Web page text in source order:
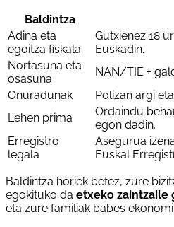
Baldintza
Adina eta
egoitza fiskala
Gutxienez 18
Euskadin.
Nortasuna eta
osasuna
NAN/TIE +
Onuradunak
Polizan argi
Lehen prima
Ordaindu
egon dadin.
Erregistro
legala
Asegurua
Euskal
Baldintza horiek betez, zure
egokituko da etxeko zaintzaile
eta zure familiak babes